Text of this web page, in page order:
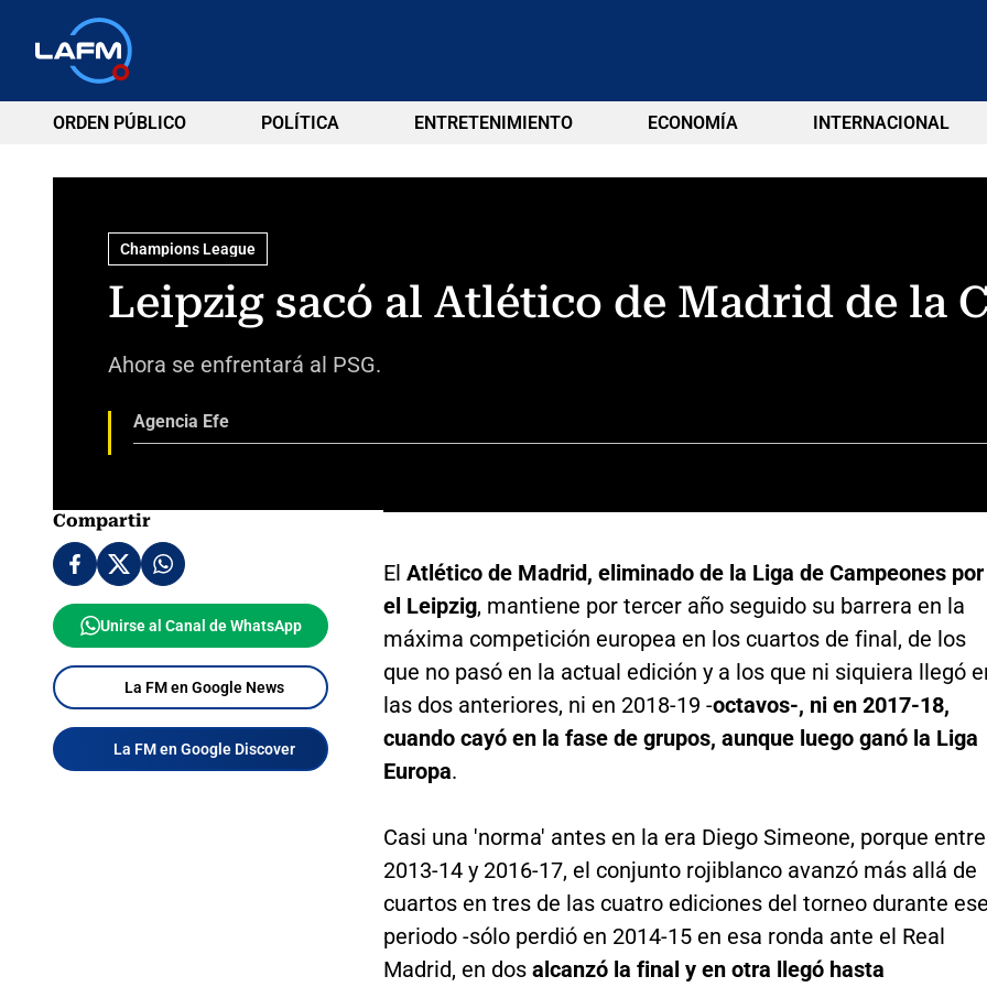
ORDEN PÚBLICO POLÍTICA ENTRETENIMIENTO ECONOMÍA INTERNACIONAL
Champions League
Leipzig sacó al Atlético de Madrid de la
Ahora se enfrentará al PSG.
Agencia Efe
Compartir
Unirse al Canal de WhatsApp
La FM en Google News
La FM en Google Discover
El Atlético de Madrid, eliminado de la Liga de Campeones por
el Leipzig, mantiene por tercer año seguido su barrera en la
máxima competición europea en los cuartos de final, de los
que no pasó en la actual edición y a los que ni siquiera llegó
las dos anteriores, ni en 2018-19 -octavos-, ni en 2017-18,
cuando cayó en la fase de grupos, aunque luego ganó la Liga
Europa.
Casi una 'norma' antes en la era Diego Simeone, porque entre
2013-14 y 2016-17, el conjunto rojiblanco avanzó más allá de
cuartos en tres de las cuatro ediciones del torneo durante
periodo -sólo perdió en 2014-15 en esa ronda ante el Real
Madrid, en dos alcanzó la final y en otra llegó hasta